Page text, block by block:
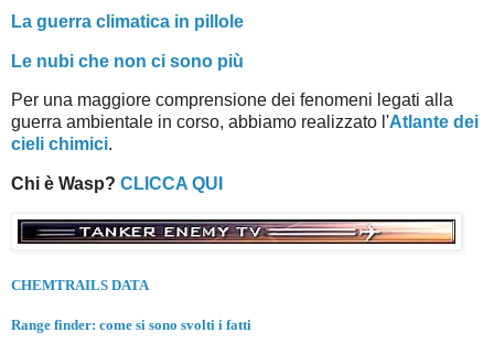
La guerra climatica in pillole
Le nubi che non ci sono più
Per una maggiore comprensione dei fenomeni legati alla
guerra ambientale in corso, abbiamo realizzato l'Atlante dei
cieli chimici.
Chi è Wasp? CLICCA QUI
CHEMTRAILS DATA
Range finder: come si sono svolti i fatti